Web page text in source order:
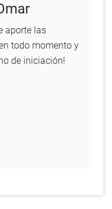
aporte las
todo momento y
de iniciación!